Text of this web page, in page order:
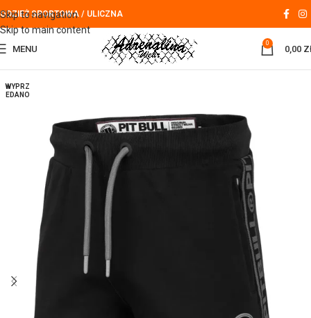
Skip to navigation
Skip to main content
ODZIEŻ SPORTOWA / ULICZNA
MENU
0
0,00
WYPRZ
EDANO